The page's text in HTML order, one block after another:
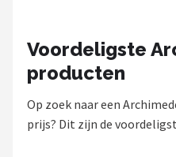
Maesy
Serengeti
Voordeligste
producten
Op zoek naar een
prijs? Dit zijn de